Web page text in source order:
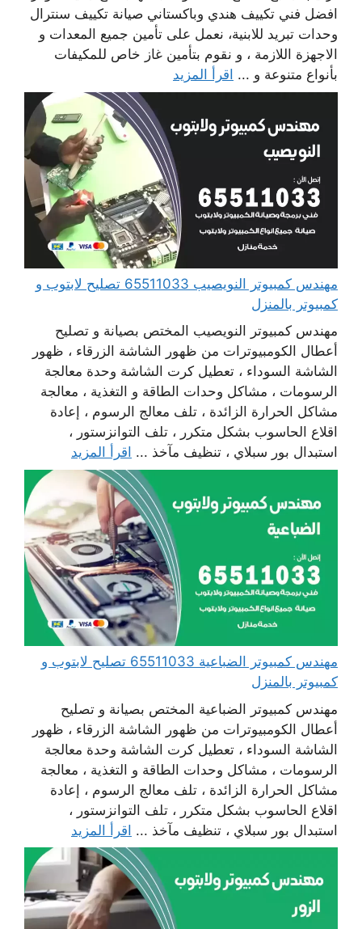
افضل فني تكييف هندي وباكستاني صيانة تكييف سنترال
وحدات تبريد للابنية، نعمل على تأمين جميع المعدات و
الاجهزة اللازمة ، و نقوم بتأمين غاز خاص للمكيفات
بأنواع متنوعة و ... اقرأ المزيد
مهندس كمبيوتر النويصيب 65511033 تصليح لابتوب و
كمبيوتر بالمنزل
مهندس كمبيوتر النويصيب المختص بصيانة و تصليح
أعطال الكومبيوترات من ظهور الشاشة الزرقاء ، ظهور
الشاشة السوداء ، تعطيل كرت الشاشة وحدة معالجة
الرسومات ، مشاكل وحدات الطاقة و التغذية ، معالجة
مشاكل الحرارة الزائدة ، تلف معالج الرسوم ، إعادة
اقلاع الحاسوب بشكل متكرر ، تلف التوانزستور ،
استبدال بور سبلاي ، تنظيف مآخذ ... اقرأ المزيد
مهندس كمبيوتر الضباعية 65511033 تصليح لابتوب و
كمبيوتر بالمنزل
مهندس كمبيوتر الضباعية المختص بصيانة و تصليح
أعطال الكومبيوترات من ظهور الشاشة الزرقاء ، ظهور
الشاشة السوداء ، تعطيل كرت الشاشة وحدة معالجة
الرسومات ، مشاكل وحدات الطاقة و التغذية ، معالجة
مشاكل الحرارة الزائدة ، تلف معالج الرسوم ، إعادة
اقلاع الحاسوب بشكل متكرر ، تلف التوانزستور ،
استبدال بور سبلاي ، تنظيف مآخذ ... اقرأ المزيد